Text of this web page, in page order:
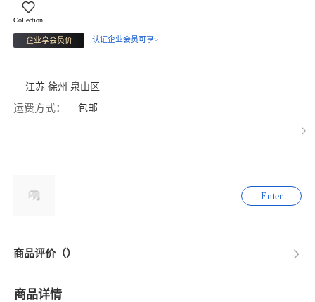
Collection
企业享会员价 认证企业会员可享>
江苏 徐州 泉山区
运费方式： 包邮
Enter
商品评价（）
商品详情